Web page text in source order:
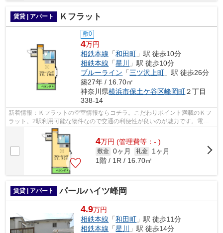
賃貸 | アパート Ｋフラット
敷0
4万円
相鉄本線 「和田町 」駅 徒歩10分
相鉄本線 「星川
」駅 徒歩10分
ブルーライン 「三ツ沢上町 」駅 徒歩26分
築27年 / 16.70㎡
神奈川県横浜市保土ケ谷区峰岡町２丁目
338-14
新着情報：Ｋフラットの空室情報ならコチラ。こだわりポイント満載のＫフ
ラット。2駅利用可能な物件なので交通の利便性が良いのが魅力です。電車
移動の多い方に嬉しい駅から徒歩10分の...
4万円 (管理費等：- )
敷金 0ヶ月 礼金
1ヶ月
1階 / 1R / 16.70㎡
賃貸 | アパート パールハイツ峰岡
4.9万円
相鉄本線 「和田町 」駅 徒歩11分
相鉄本線 「星川
」駅 徒歩14分